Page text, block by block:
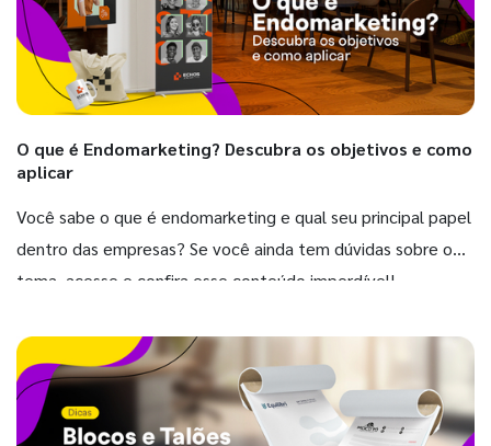
O que é Endomarketing? Descubra os objetivos e como
aplicar
Você sabe o que é endomarketing e qual seu principal papel
dentro das empresas? Se você ainda tem dúvidas sobre o
tema, acesse e confira esse conteúdo imperdível!